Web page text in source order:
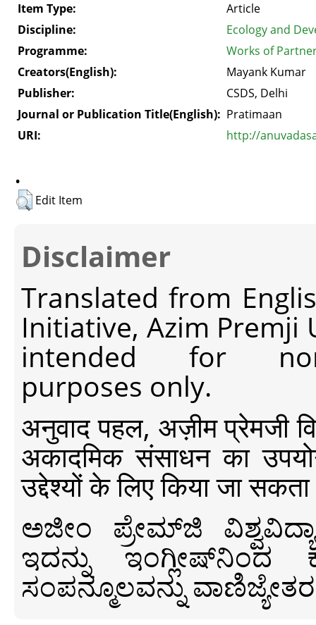
Item Type:
Article
Discipline:
Ecology and
Programme:
Works of
Creators(English):
Mayank Kumar
Publisher:
CSDS, Delhi
Journal or Publication Title(English): Pratimaan
URI:
http://
.
Edit Item
Disclaimer
Translated from
Initiative, Azim Premji
intended for non-
purposes only.
अनुवाद पहल, अज़ीम प्रेमजी
अकादमिक संसाधन का
उद्देश्यों के लिए किया जा
ಅಜೀಂ ಪ್ರೇಮ್‍ಜಿ
ಇದನ್ನು ಇಂಗ್ಲೀಷ್‍ನಿಂದ
ಸಂಪನ್ಮೂಲವನ್ನು